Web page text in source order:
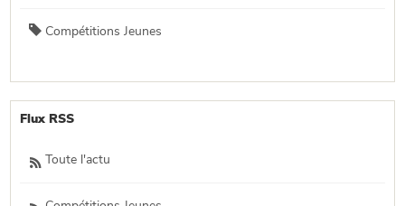
Compétitions Jeunes
Flux RSS
Toute l'actu